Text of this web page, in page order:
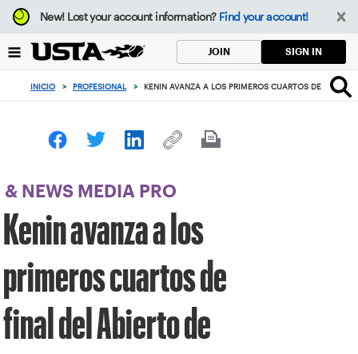
Enfoque
desde
botón
volver
principio
New!Lost your account information? Find your account!
JOIN SIGN IN
INICIO > PROFESIONAL > KENIN AVANZA A LOS PRIMEROS CUARTOS DE FINAL
& NEWS MEDIA PRO
Kenin avanza a los
primeros cuartos de
final del Abierto de